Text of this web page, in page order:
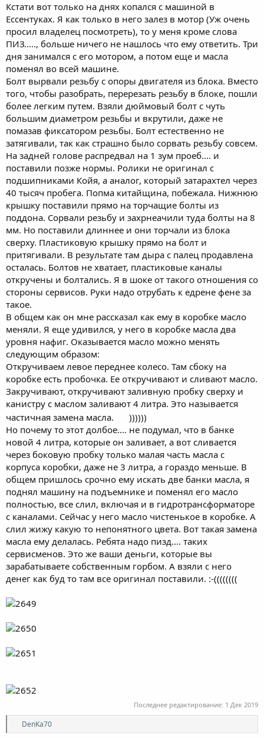
Кстати вот только на днях копался с машиной в
Ессентуках. Я как только в него залез в мотор (Уж очень
просил владелец посмотреть), то у меня кроме слова
ПИЗ....., больше ничего не нашлось что ему ответить. Три
дня занимался с его мотором, а потом еще и масла
поменял во всей машине.
Болт вырвали резьбу с опоры двигателя из блока. Вместо
того, чтобы разобрать, перерезать резьбу в блоке, пошли
более легким путем. Взяли дюймовый болт с чуть
большим диаметром резьбы и вкрутили, даже не
помазав фиксатором резьбы. Болт естественно не
затягивали, так как страшно было сорвать резьбу совсем.
На задней голове распредвал на 1 зум проеб.... и
поставили позже нормы. Ролики не оригинал с
подшипниками Койя, а аналог, который затарахтел через
40 тысяч пробега. Попма китайщина, побежала. Нижнюю
крышку поставили прямо на торчащие болты из
поддона. Сорвали резьбу и захрнеачили туда болты на 8
мм. Но поставили длиннее и они торчали из блока
сверху. Пластиковую крышку прямо на болт и
притягивали. В результате там дыра с палец продавлена
осталась. Болтов не хватает, пластиковые каналы
откручены и болтались. Я в шоке от такого отношения со
стороны сервисов. Руки надо отрубать к едрене фене за
такое.
В общем как он мне рассказал как ему в коробке масло
меняли. Я еще удивился, у него в коробке масла два
уровня нафиг. Оказывается масло можно менять
следующим образом:
Откручиваем левое переднее колесо. Там сбоку на
коробке есть пробочка. Ее откручивают и сливают масло.
Закручивают, откручивают заливную пробку сверху и
канистру с маслом заливают 4 литра. Это называется
частичная замена масла.
))))))
Но почему то этот долбое.... не подумал, что в банке
новой 4 литра, которые он заливает, а вот сливается
через боковую пробку только малая часть масла с
корпуса коробки, даже не 3 литра, а гораздо меньше. В
общем пришлось срочно ему искать две банки масла, я
поднял машину на подъемнике и поменял его масло
полностью, все слил, включая и в гидротрансформаторе
с каналами. Сейчас у него масло чистенькое в коробке. А
слил жижу какую то непонятного цвета. Вот такая замена
масла ему делалась. Ребята надо пизд.... таких
сервисменов. Это же ваши деньги, которые вы
зарабатываете собственным горбом. А взяли с него
денег как буд то там все оригинал поставили. :-((((((((
Последнее редактирование: 1 Дек 2019
Р
е
DenKa70